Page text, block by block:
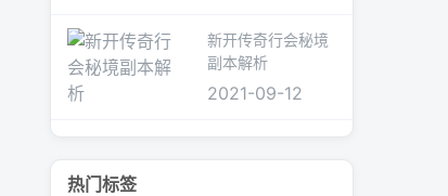
新开传奇行会秘境
副本解析
2021-09-12
热门标签